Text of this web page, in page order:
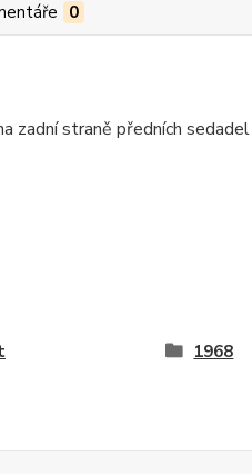
0
zadní straně předních
1968